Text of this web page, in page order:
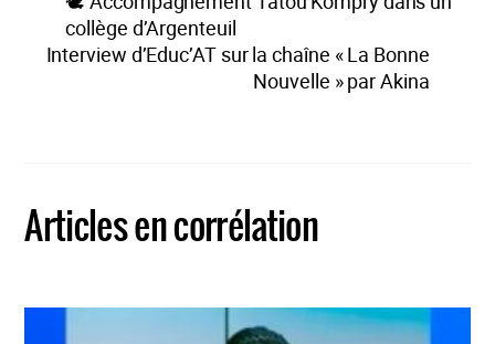
collège d’Argenteuil
Interview d’Educ’AT sur la chaîne « La Bonne
Nouvelle » par Akina
Articles en corrélation